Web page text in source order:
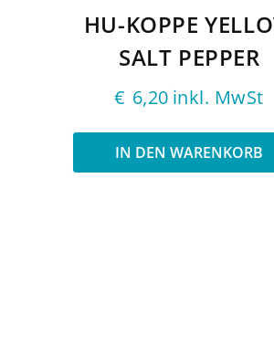
HU-KOPPE
SALT PEPPER
€ 6,20 inkl. MwSt
IN DEN WARENKORB